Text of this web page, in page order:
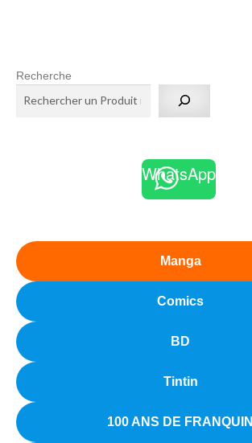
Recherche
WhatsApp
Manga
Comics
BD
Tintin
100 ANS DE FRANQUIN